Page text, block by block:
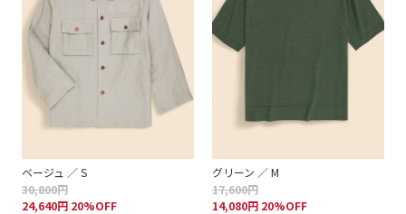
ベージュ ／ S
30,800円
24,640円 20%OFF
グリーン ／ M
17,600円
14,080円 20%OFF